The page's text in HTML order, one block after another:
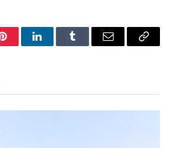
PinterestLinkedInTumblr Email
Copy